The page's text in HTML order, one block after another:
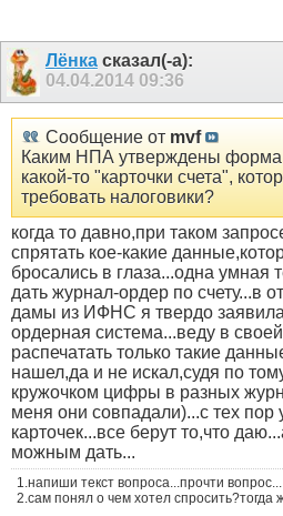
Лёнкасказал(-а):
04.04.2014 09:36
Сообщение от mvf
Каким НПА утверждены форма
какой-то "карточки счета",
требовать налоговики?
когда то давно,при таком
спрятать кое-какие
бросались в глаза...одна умная
дать журнал-ордер по счету...в
дамы из ИФНС я твердо
ордерная система...веду в
распечатать только такие
нашел,да и не искал,судя по
кружочком цифры в разных
меня они совпадали)...с тех
карточек...все берут то,что
можным дать...
1.напиши текст вопроса...прочти вопрос...
2.сам понял о чем хотел спросить?тогда